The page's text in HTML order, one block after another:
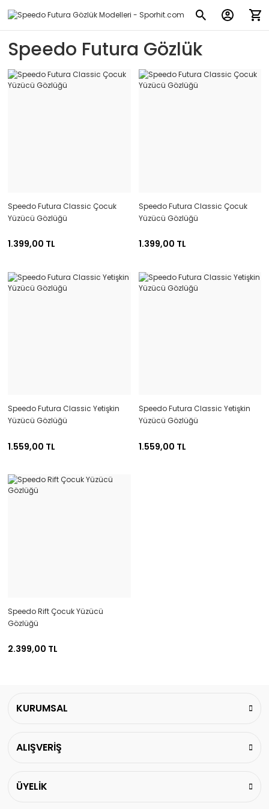
Speedo Futura Gözlük
Speedo Futura Classic Çocuk
Yüzücü Gözlüğü
1.399,00 TL
Speedo Futura Classic Çocuk
Yüzücü Gözlüğü
1.399,00 TL
Speedo Futura Classic Yetişkin
Yüzücü Gözlüğü
1.559,00 TL
Speedo Futura Classic Yetişkin
Yüzücü Gözlüğü
1.559,00 TL
Speedo Rift Çocuk Yüzücü
Gözlüğü
2.399,00 TL
KURUMSAL
ALIŞVERİŞ
ÜYELİK